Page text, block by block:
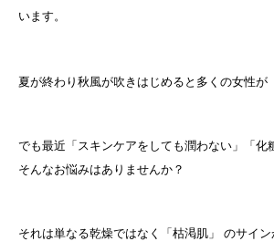
います。
夏が終わり秋風が吹きはじめると多くの女性が
でも最近「スキンケアをしても潤わない」「化
そんなお悩みはありませんか？
それは単なる乾燥ではなく「枯渇肌」 のサイン